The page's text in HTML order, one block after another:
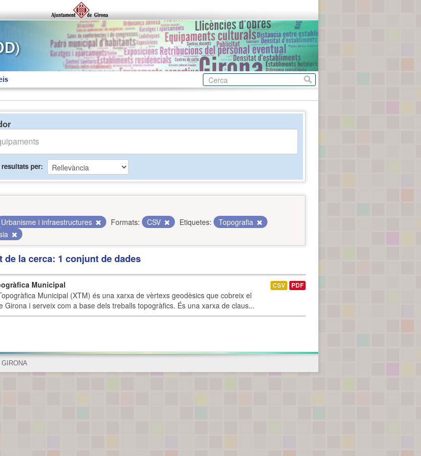
per
Urbanisme i infraestructures Formats: CSV Etiquetes:
Topografia
de la cerca: 1 conjunt de dades
Municipal
Municipal (XTM) és una xarxa de vèrtexs geodèsics que cobreix el
Girona i serveix com a base dels treballs topogràfics. És una xarxa de claus...
CSV PDF